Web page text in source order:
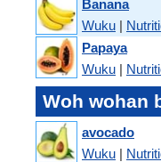
Banana
Wuku |
Papaya
Wuku |
Woh wohan
avocado
Wuku |